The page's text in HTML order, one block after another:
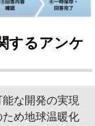
するアンケ
な開発の実現
め地球温暖化